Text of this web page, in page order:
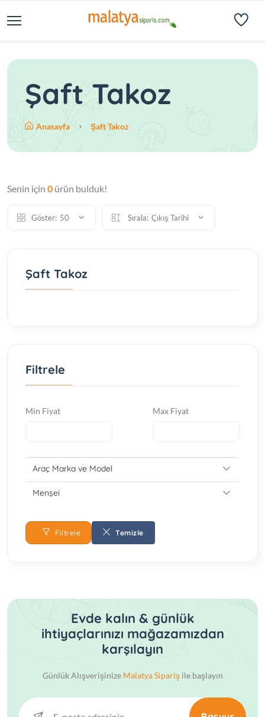
Şaft Takoz
Anasayfa Şaft Takoz
Senin için 0 ürün bulduk!
Göster: 50 Sırala: Çıkış Tarihi
Şaft Takoz
Filtrele
Min Fiyat Max Fiyat
Araç Marka ve Model
Menşei
Filtrele Temizle
Evde kalın & günlük
ihtiyaçlarınızı mağazamızdan
karşılayın
Günlük Alışverişinize Malatya Siparişile başlayın